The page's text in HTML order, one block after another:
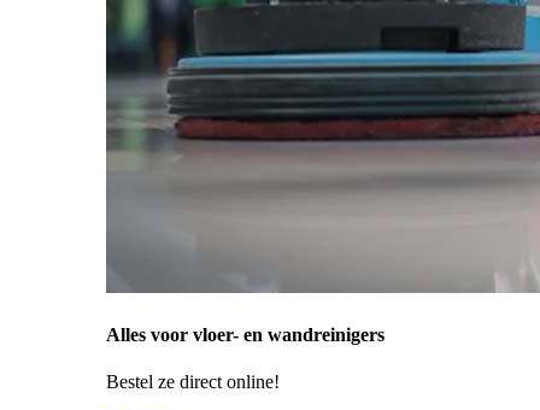
Alles voor vloer- en wandreinigers
Bestel ze direct online!